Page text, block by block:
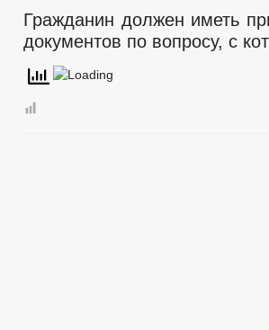
Гражданин должен иметь
документов по вопросу, с